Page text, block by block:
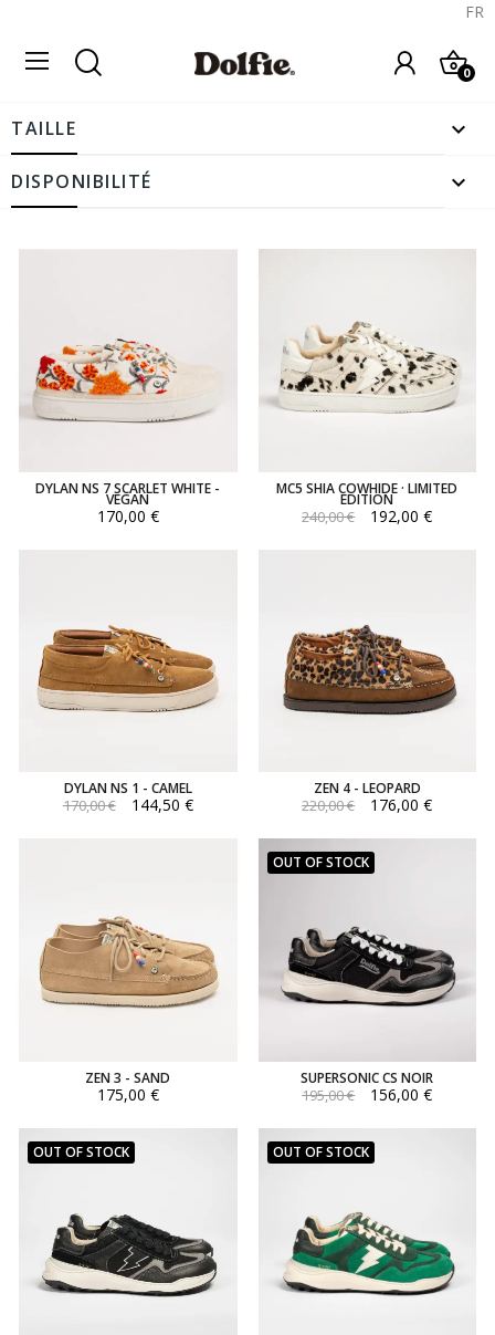
FR
0
TAILLE 
DISPONIBILITÉ 
DYLAN NS 7 SCARLET WHITE -
VEGAN
170,00 €
MC5 SHIA COWHIDE · LIMITED
EDITION
240,00 € 192,00 €
DYLAN NS 1 - CAMEL
170,00 € 144,50 €
ZEN 4 - LEOPARD
220,00 € 176,00 €
ZEN 3 - SAND
175,00 €
OUT OF STOCK
SUPERSONIC CS NOIR
195,00 € 156,00 €
OUT OF STOCK OUT OF STOCK